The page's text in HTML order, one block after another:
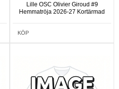
Lille OSC Olivier Giroud #9
Hemmatröja 2026-27 Kortärmad
KÖP